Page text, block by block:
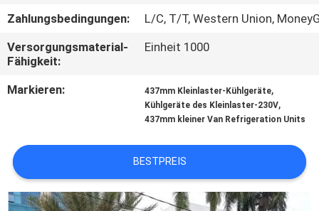
KONTAKT
MIT
UNS
RECHTSSACHEN
SITEMAP
Zahlungsbedingungen:
L/C, T/T, Western Union,
Versorgungsmaterial-
Fähigkeit:
Einheit 1000
Markieren: 437mm Kleinlaster-Kühlgeräte,
Kühlgeräte des Kleinlaster-230V,
437mm kleiner Van Refrigeration Units
BESTPREIS